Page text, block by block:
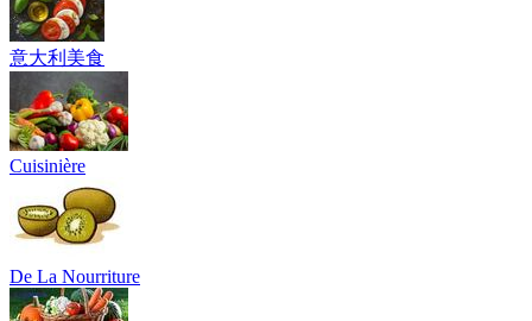
意大利美食
Cuisinière
De La Nourriture